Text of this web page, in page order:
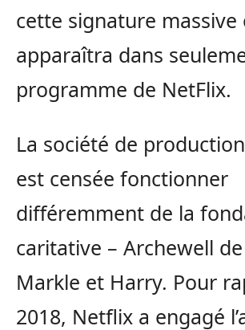
cette signature massive
apparaîtra dans
programme de NetFlix.
La société de production
est censée fonctionner
différemment de la
caritative – Archewell
Markle et Harry. Pour
2018, Netflix a engagé